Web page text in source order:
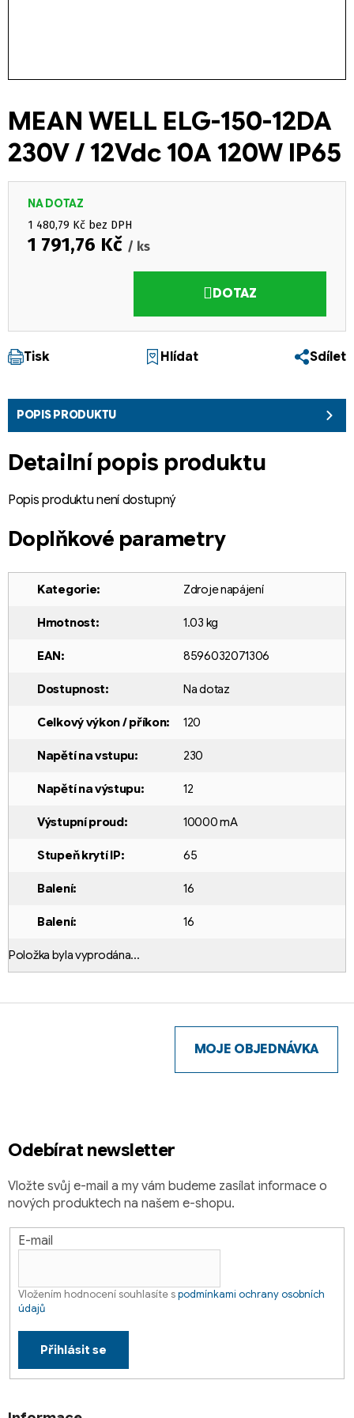
MEAN WELL ELG-150-12DA
230V / 12Vdc 10A 120W IP65
NA DOTAZ
1 791,76 Kč / ks
1 480,79 Kč bez DPH
DOTAZ
Tisk Hlídat Sdílet
POPIS PRODUKTU
Detailní popis produktu
Popis produktu není dostupný
Doplňkové parametry
Kategorie: Zdroje napájení
Hmotnost: 1.03 kg
EAN: 8596032071306
Dostupnost: Na dotaz
Celkový výkon / příkon: 120
Napětí na vstupu: 230
Napětí na výstupu: 12
Výstupní proud: 10000 mA
Stupeň krytí IP: 65
Balení: 16
Balení: 16
Položka byla vyprodána…
Odebírat newsletter
Vložte svůj e-mail a my vám budeme zasílat informace o
nových produktech na našem e-shopu.
E-mail
Vložením hodnocení souhlasíte spodmínkami ochrany osobních
údajů
Přihlásit se
MOJE OBJEDNÁVKA